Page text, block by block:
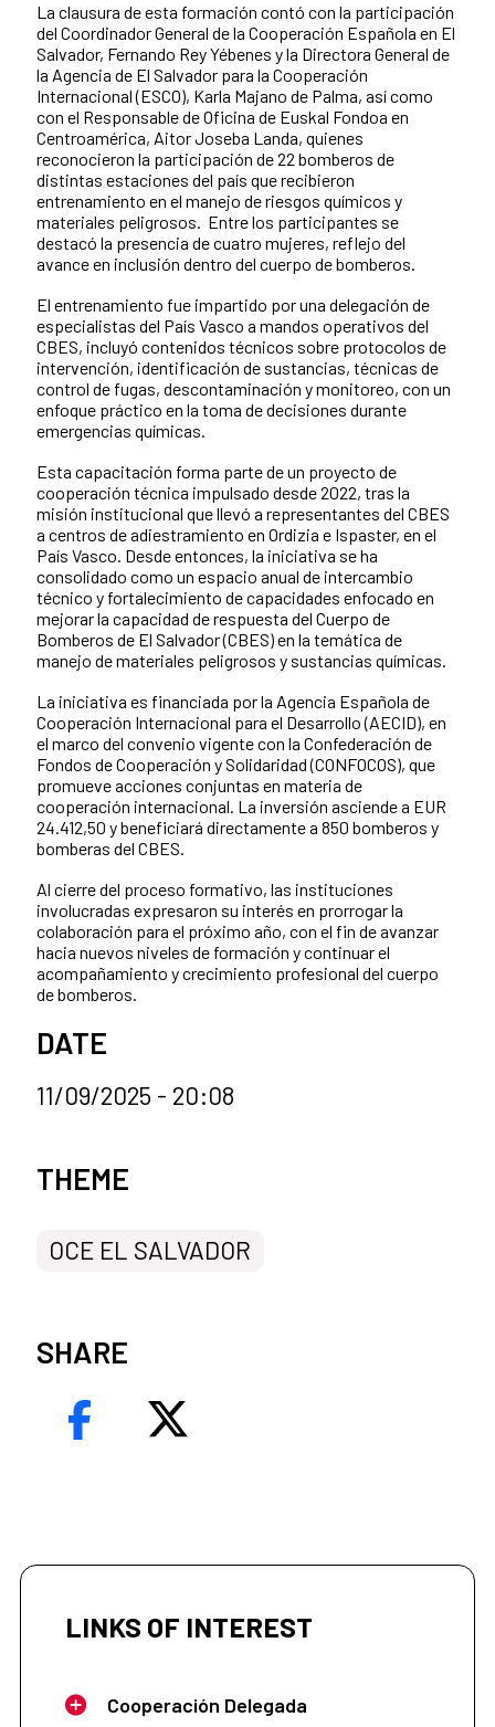
News content
La clausura de esta formación contó con la participación
del Coordinador General de la Cooperación Española en El
Salvador, Fernando Rey Yébenes y la Directora General de
la Agencia de El Salvador para la Cooperación
Internacional (ESCO), Karla Majano de Palma, así como
con el Responsable de Oficina de Euskal Fondoa en
Centroamérica, Aitor Joseba Landa, quienes
reconocieron la participación de 22 bomberos de
distintas estaciones del país que recibieron
entrenamiento en el manejo de riesgos químicos y
materiales peligrosos. Entre los participantes se
destacó la presencia de cuatro mujeres, reflejo del
avance en inclusión dentro del cuerpo de bomberos.
El entrenamiento fue impartido por una delegación de
especialistas del País Vasco a mandos operativos del
CBES, incluyó contenidos técnicos sobre protocolos de
intervención, identificación de sustancias, técnicas de
control de fugas, descontaminación y monitoreo, con un
enfoque práctico en la toma de decisiones durante
emergencias químicas.
Esta capacitación forma parte de un proyecto de
cooperación técnica impulsado desde 2022, tras la
misión institucional que llevó a representantes del CBES
a centros de adiestramiento en Ordizia e Ispaster, en el
País Vasco. Desde entonces, la iniciativa se ha
consolidado como un espacio anual de intercambio
técnico y fortalecimiento de capacidades enfocado en
mejorar la capacidad de respuesta del Cuerpo de
Bomberos de El Salvador (CBES) en la temática de
manejo de materiales peligrosos y sustancias químicas.
La iniciativa es financiada por la Agencia Española de
Cooperación Internacional para el Desarrollo (AECID), en
el marco del convenio vigente con la Confederación de
Fondos de Cooperación y Solidaridad (CONFOCOS), que
promueve acciones conjuntas en materia de
cooperación internacional. La inversión asciende a EUR
24.412,50 y beneficiará directamente a 850 bomberos y
bomberas del CBES.
Al cierre del proceso formativo, las instituciones
involucradas expresaron su interés en prorrogar la
colaboración para el próximo año, con el fin de avanzar
hacia nuevos niveles de formación y continuar el
acompañamiento y crecimiento profesional del cuerpo
de bomberos.
DATE
11/09/2025 - 20:08
News categories
THEME
OCE EL SALVADOR
SHARE
LINKS OF INTEREST
Cooperación Delegada